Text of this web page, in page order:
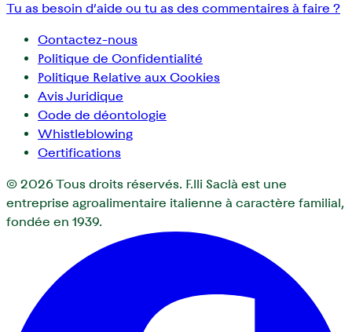
Tu as besoin d’aide ou tu as des commentaires à faire ?
Contactez-nous
Politique de Confidentialité
Politique Relative aux Cookies
Avis Juridique
Code de déontologie
Whistleblowing
Certifications
© 2026Tous droits réservés. F.lli Saclà est une
entreprise agroalimentaire italienne à caractère familial,
fondée en 1939.